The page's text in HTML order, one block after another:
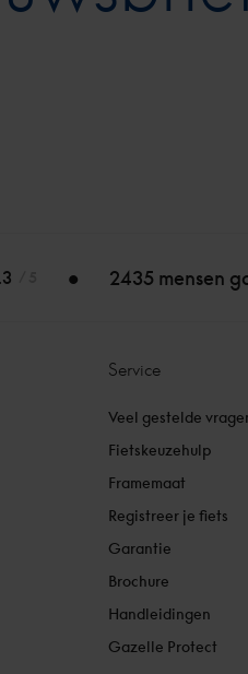
2435 mensen
Service
Veel gestelde
Fietskeuzehulp
Framemaat
Registreer je fiets
Garantie
Brochure
Handleidingen
Gazelle Protect